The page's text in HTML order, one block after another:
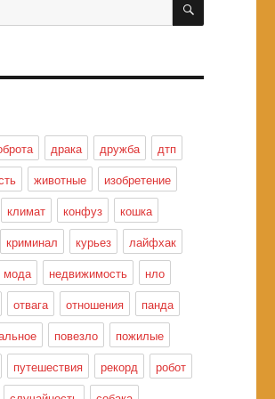
драка дружба
дтп
животные
изобретение
климат конфуз
кошка
криминал курьез
лайфхак
мода недвижимость
нло
отвага отношения
панда
повезло
пожилые
путешествия рекорд
робот